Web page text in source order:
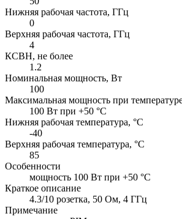
Нижняя рабочая частота, ГГц
0
Верхняя рабочая частота, ГГц
4
КСВН, не более
1.2
Номинальная мощность, Вт
100
Максимальная мощность при
100 Вт при +50 °C
Нижняя рабочая температура, °C
-40
Верхняя рабочая температура, °C
85
Особенности
мощность 100 Вт при +50 °C
Краткое описание
4.3/10 розетка, 50 Ом, 4 ГГц
Примечание